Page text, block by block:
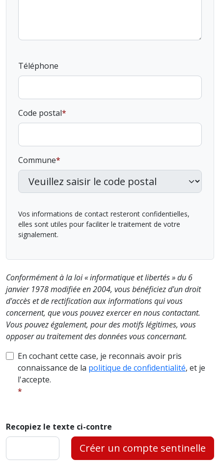
Téléphone
Code postal
Commune
Vos informations de contact resteront confidentielles,
elles sont utiles pour faciliter le traitement de votre
signalement.
Conformément à la loi « informatique et libertés » du 6
janvier 1978 modifiée en 2004, vous bénéficiez d'un droit
d'accès et de rectification aux informations qui vous
concernent, que vous pouvez exercer en nous contactant.
Vous pouvez également, pour des motifs légitimes, vous
opposer au traitement des données vous concernant.
En cochant cette case, je reconnais avoir pris
connaissance de la politique de confidentialité, et je
l'accepte.
Recopiez le texte ci-contre
Créer un compte sentinelle